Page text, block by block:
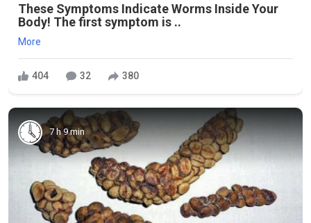
These Symptoms Indicate Worms Inside Your
Body! The first symptom is ..
More
404 32 380
7 h 9 min